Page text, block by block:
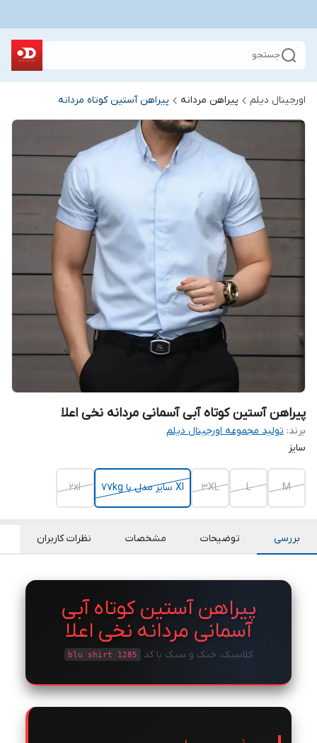
جستجو
اورجینال دیلم پیراهن مردانه پیراهن آستین کوتاه مردانه
پیراهن آستین کوتاه آبی آسمانی مردانه نخی اعلا
برند: تولید مجموعه اورجینال دیلم
سایز
M
L
3XL Xl سایز مدل با 77kg 2xl
بررسی توضیحات مشخصات نظرات کاربران
پیراهن آستین کوتاه آبی
آسمانی مردانه نخی اعلا
کلاسیک، خنک و سبک با کد blu shirt 1285